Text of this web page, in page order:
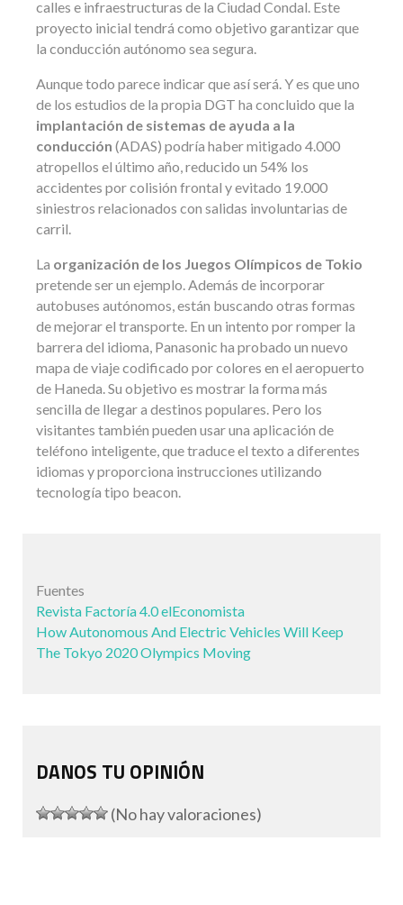
calles e infraestructuras de la Ciudad Condal. Este
proyecto inicial tendrá como objetivo garantizar que
la conducción autónomo sea segura.
Aunque todo parece indicar que así será. Y es que uno
de los estudios de la propia DGT ha concluido que la
implantación de sistemas de ayuda a la
conducción (ADAS) podría haber mitigado 4.000
atropellos el último año, reducido un 54% los
accidentes por colisión frontal y evitado 19.000
siniestros relacionados con salidas involuntarias de
carril.
La organización de los Juegos Olímpicos de Tokio
pretende ser un ejemplo. Además de incorporar
autobuses autónomos, están buscando otras formas
de mejorar el transporte. En un intento por romper la
barrera del idioma, Panasonic ha probado un nuevo
mapa de viaje codificado por colores en el aeropuerto
de Haneda. Su objetivo es mostrar la forma más
sencilla de llegar a destinos populares. Pero los
visitantes también pueden usar una aplicación de
teléfono inteligente, que traduce el texto a diferentes
idiomas y proporciona instrucciones utilizando
tecnología tipo beacon.
Fuentes
Revista Factoría 4.0 elEconomista
How Autonomous And Electric Vehicles Will Keep
The Tokyo 2020 Olympics Moving
DANOS TU OPINIÓN
(No hay valoraciones)